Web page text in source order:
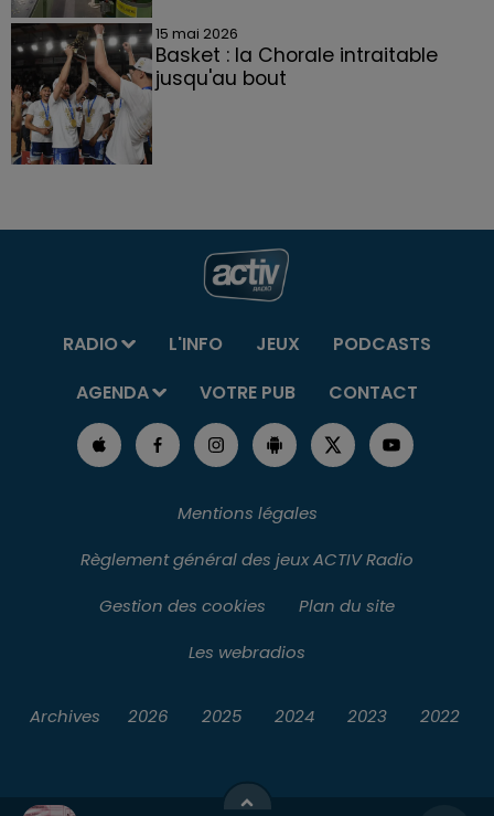
15 mai 2026
Basket : la Chorale intraitable
jusqu'au bout
RADIO L'INFO JEUX
PODCASTS
AGENDA
VOTRE PUB CONTACT
Mentions légales
Règlement général des jeux ACTIV Radio
Gestion des cookies
Plan du site
Les webradios
Archives 2026 2025 2024 2023 2022